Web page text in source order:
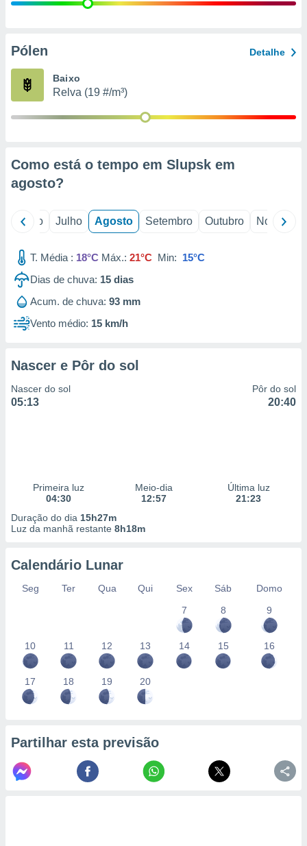
e
de
Pólen Detalhe
Baixo
Relva (19 #/m³)
Como está o tempo em Slupsk em
agosto?
Junho Julho Agosto Setembro Outubro Novembro
T. Média : 18°C Máx.: 21°C Min: 15°C
Dias de chuva: 15 dias
Acum. de chuva: 93 mm
Vento médio: 15 km/h
Nascer e Pôr do sol
Nascer do sol
05:13
Pôr do sol
20:40
Primeira luz
04:30
Meio-dia
12:57
Última luz
21:23
Duração do dia 15h27m
Luz da manhã restante 8h18m
Calendário Lunar
Seg Ter Qua Qui Sex Sáb
Domo
7
8 9
10 11 12 13 14 15 16
17 18 19 20
Partilhar esta previsão